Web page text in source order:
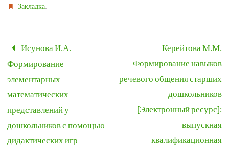
Закладка.
Исунова И.А.
Формирование
элементарных
математических
представлений у
дошкольников с помощью
дидактических игр
Керейтова М.М.
Формирование навыков
речевого общения старших
дошкольников
[Электронный ресурс]:
выпускная
квалификационная